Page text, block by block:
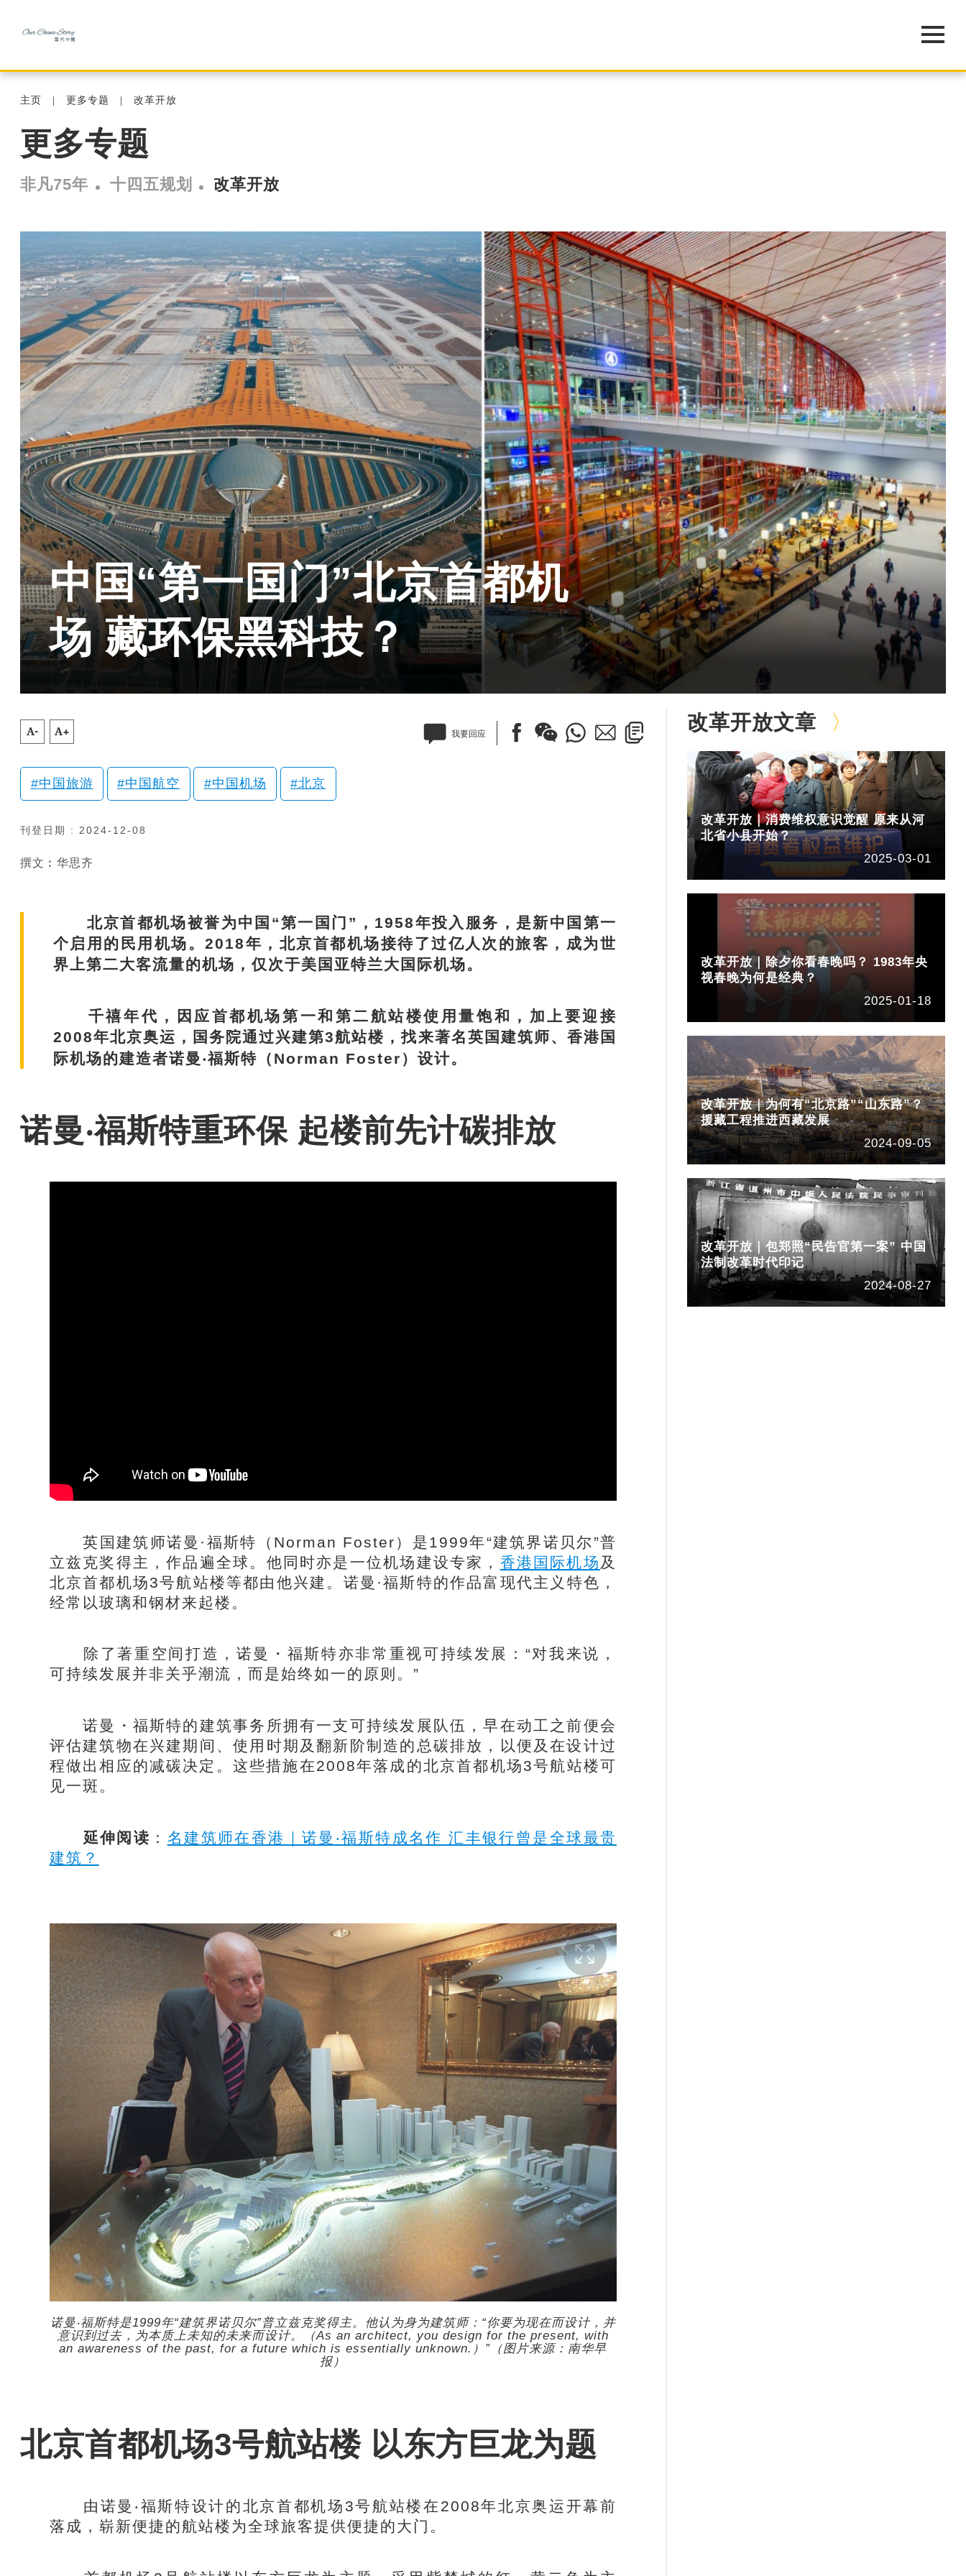
主页 更多专题 改革开放
更多专题
非凡75年 十四五规划 改革开放
中国“第一国门”北京首都机
场 藏环保黑科技？
A- A+ 我要回应
中国旅游 中国航空 中国机场 北京
刊登日期 : 2024-12-08
撰文︰华思齐
北京首都机场被誉为中国“第一国门”，1958年投入服务，是新中国第一
个启用的民用机场。2018年，北京首都机场接待了过亿人次的旅客，成为世
界上第二大客流量的机场，仅次于美国亚特兰大国际机场。
千禧年代，因应首都机场第一和第二航站楼使用量饱和，加上要迎接
2008年北京奥运，国务院通过兴建第3航站楼，找来著名英国建筑师、香港国
际机场的建造者诺曼‧福斯特（Norman Foster）设计。
诺曼‧福斯特重环保 起楼前先计碳排放
英国建筑师诺曼·福斯特（Norman Foster）是1999年“建筑界诺贝尔”普
立兹克奖得主，作品遍全球。他同时亦是一位机场建设专家， 香港国际机场 及
北京首都机场3号航站楼等都由他兴建。诺曼·福斯特的作品富现代主义特色，
经常以玻璃和钢材来起楼。
除了著重空间打造，诺曼・福斯特亦非常重视可持续发展：“对我来说，
可持续发展并非关乎潮流，而是始终如一的原则。”
诺曼・福斯特的建筑事务所拥有一支可持续发展队伍，早在动工之前便会
评估建筑物在兴建期间、使用时期及翻新阶制造的总碳排放，以便及在设计过
程做出相应的减碳决定。这些措施在2008年落成的北京首都机场3号航站楼可
见一斑。
延伸阅读 ： 名建筑师在香港｜诺曼‧福斯特成名作 汇丰银行曾是全球最贵
建筑？
诺曼‧福斯特是1999年“建筑界诺贝尔”普立兹克奖得主。他认为身为建筑师：“你要为现在而设计，并
意识到过去，为本质上未知的未来而设计。（As an architect, you design for the present, with
an awareness of the past, for a future which is essentially unknown.）”（图片来源：南华早
报）
北京首都机场3号航站楼 以东方巨龙为题
由诺曼‧福斯特设计的北京首都机场3号航站楼在2008年北京奥运开幕前
落成，崭新便捷的航站楼为全球旅客提供便捷的大门。
改革开放文章
改革开放｜消费维权意识觉醒 原来从河
北省小县开始？
2025-03-01
改革开放｜除夕你看春晚吗？ 1983年央
视春晚为何是经典？
2025-01-18
改革开放｜为何有“北京路”“山东路”？
援藏工程推进西藏发展
2024-09-05
改革开放｜包郑照“民告官第一案” 中国
法制改革时代印记
2024-08-27